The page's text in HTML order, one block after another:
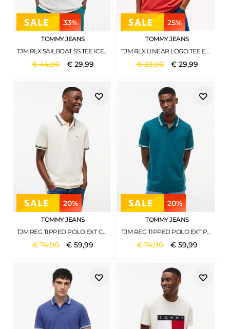
33%
TOMMY JEANS
TJM RLX SAILBOAT SS TEE ICE GREY HEATHER
€44,90 € 29,99
25%
TOMMY JEANS
TJM RLX LINEAR LOGO TEE EXT TERRACOTTA RED
€39,90 € 29,99
20%
TOMMY JEANS
TJM REG TIPPED POLO EXT CREAM
€74,90 € 59,99
20%
TOMMY JEANS
TJM REG TIPPED POLO EXT POLAR TEAL
€74,90 €59,99